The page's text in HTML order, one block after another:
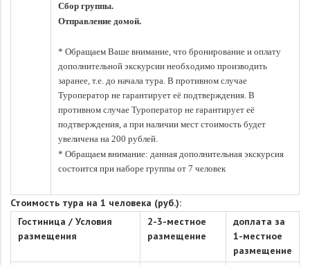
Сбор группы.
Отправление домой.
* Обращаем Ваше внимание, что бронирование и оплату
дополнительной экскурсии необходимо производить
заранее, т.е. до начала тура. В противном случае
Туроператор не гарантирует её подтверждения. В
противном случае Туроператор не гарантирует её
подтверждения, а при наличии мест стоимость будет
увеличена на 200 рублей.
* Обращаем внимание: данная дополнительная экскурсия
состоится при наборе группы от 7 человек
Стоимость тура на 1 человека (руб.):
Гостиница / Условия
размещения
2-3-местное
размещение
доплата за
1-местное
размещение